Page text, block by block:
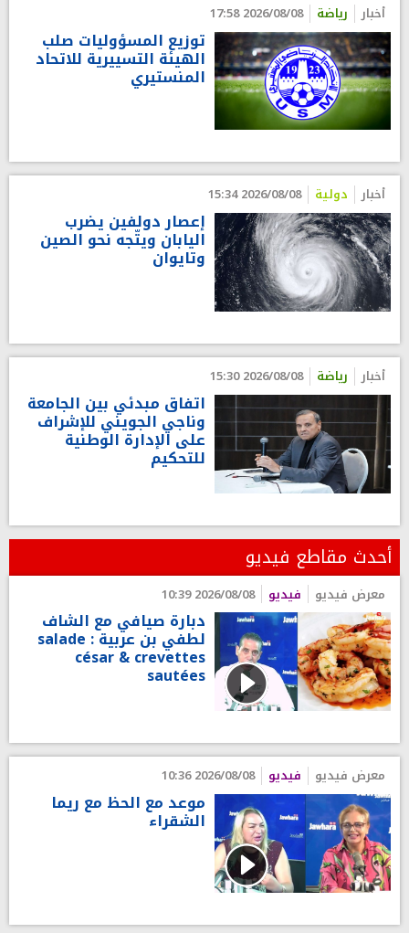
أخبار رياضة 2026/08/08 17:58
توزيع المسؤوليات صلب
الهيئة التسييرية للاتحاد
المنستيري
أخبار دولية 2026/08/08 15:34
إعصار دولفين يضرب
اليابان ويتّجه نحو الصين
وتايوان
أخبار رياضة 2026/08/08 15:30
اتفاق مبدئي بين الجامعة
وناجي الجويني للإشراف
على الإدارة الوطنية
للتحكيم
أحدث مقاطع فيديو
معرض فيديو فيديو 2026/08/08 10:39
دبارة صيافي مع الشاف
لطفي بن عربية : salade
césar & crevettes
sautées
معرض فيديو فيديو 2026/08/08 10:36
موعد مع الحظ مع ريما
الشقراء